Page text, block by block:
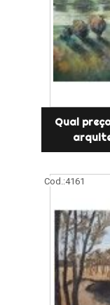
Qual
Cod.:4161